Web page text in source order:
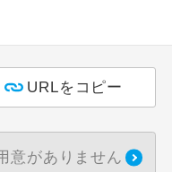
URLをコピー
意がありません
年齢に制限があるコース
指定なので、ご出発の計
です。